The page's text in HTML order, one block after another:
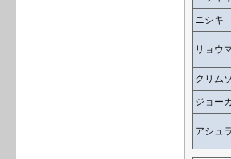
ニシキ
リョウ
クリム
ジョー
アシュラ